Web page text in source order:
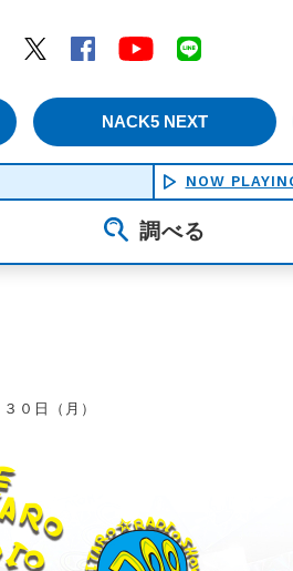
Twitter
Facebook YouTube
NACK5 NEXT
NOW
調べる
３０日（月）